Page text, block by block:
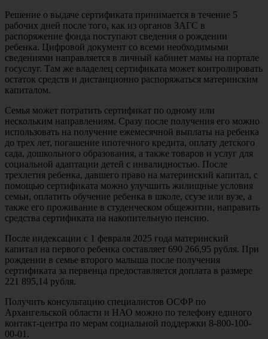
Решение о выдаче сертификата принимается в течение 5
рабочих дней после того, как из органов ЗАГС в
распоряжение фонда поступают сведения о рождении
ребенка. Цифровой документ со всеми необходимыми
сведениями направляется в личный кабинет мамы на портале
госуслуг. Там же владелец сертификата может контролировать
остаток средств и дистанционно распоряжаться материнским
капиталом.
Семья может потратить сертификат по одному или
нескольким направлениям. Сразу после получения его можно
использовать на получение ежемесячной выплаты на ребенка
до трех лет, погашение ипотечного кредита, оплату детского
сада, дошкольного образования, а также товаров и услуг для
социальной адаптации детей с инвалидностью. После
трехлетия ребенка, давшего право на материнский капитал, с
помощью сертификата можно улучшить жилищные условия
семьи, оплатить обучение ребенка в школе, ссузе или вузе, а
также его проживание в студенческом общежитии, направить
средства сертификата на накопительную пенсию.
После индексации с 1 февраля 2025 года материнский
капитал на первого ребенка составляет 690 266,95 рубля. При
рождении в семье второго малыша после получения
сертификата за первенца предоставляется доплата в размере
221 895,14 рубля.
Получить консультацию специалистов ОСФР по
Архангельской области и НАО можно по телефону единого
контакт-центра по мерам социальной поддержки 8-800-100-
00-01.